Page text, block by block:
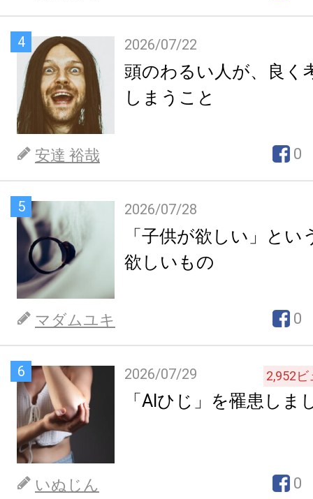
4 2026/07/22
頭のわるい人が、良く
しまうこと
安達 裕哉 0
5 2026/07/28
「子供が欲しい」とい
欲しいもの
マダムユキ 0
6 2026/07/29 2,952ビ
「AIひじ」を罹患しま
いぬじん 0